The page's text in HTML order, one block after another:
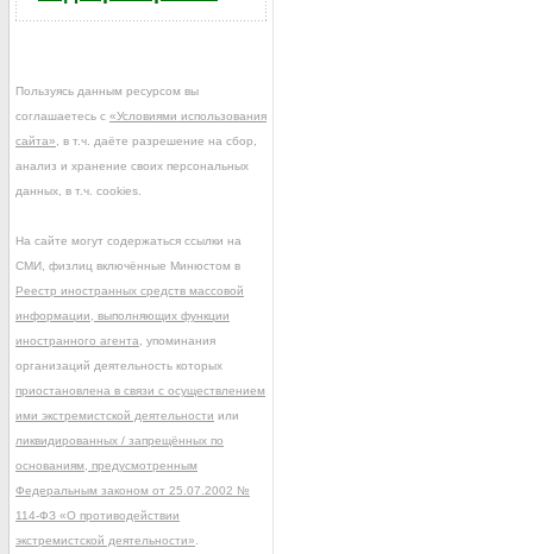
Пользуясь данным ресурсом вы
соглашаетесь с «Условиями использования
сайта» , в т.ч. даёте разрешение на сбор,
анализ и хранение своих персональных
данных, в т.ч. cookies.
На сайте могут содержаться ссылки на
СМИ, физлиц включённые Минюстом в
Реестр иностранных средств массовой
информации, выполняющих функции
иностранного агента , упоминания
организаций деятельность которых
приостановлена в связи с осуществлением
ими экстремистской деятельности или
ликвидированных / запрещённых по
основаниям, предусмотренным
Федеральным законом от 25.07.2002 №
114-ФЗ «О противодействии
экстремистской деятельности»